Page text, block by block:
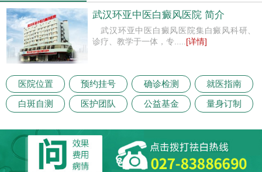
武汉环亚中医白癜风医院 简介
武汉环亚中医白癜风医院集白癜风科研、
诊疗、教学于一体，专..... [详情]
医院位置 预约挂号 确诊检测 就医指南
白斑自测 医护团队 公益基金 量身订制